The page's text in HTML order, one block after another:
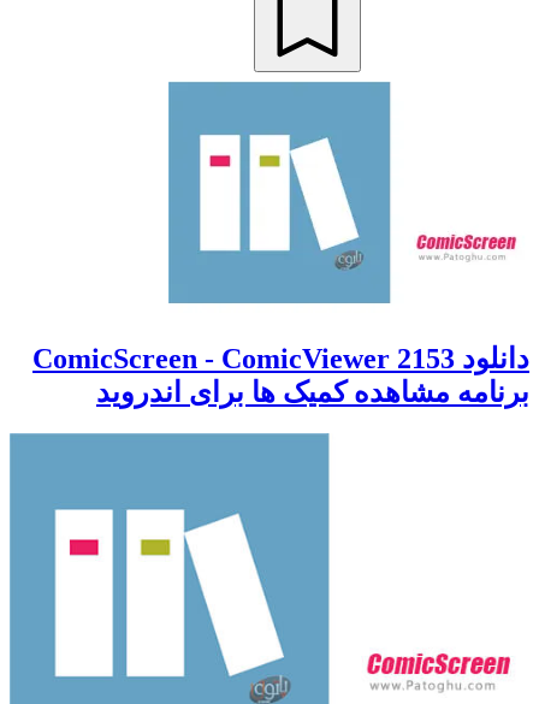
دانلود 2153 ComicScreen - ComicViewer
برنامه مشاهده کمیک ها برای اندروید